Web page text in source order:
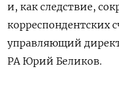
и, как следствие,
корреспондентских
управляющий
РА Юрий Беликов.